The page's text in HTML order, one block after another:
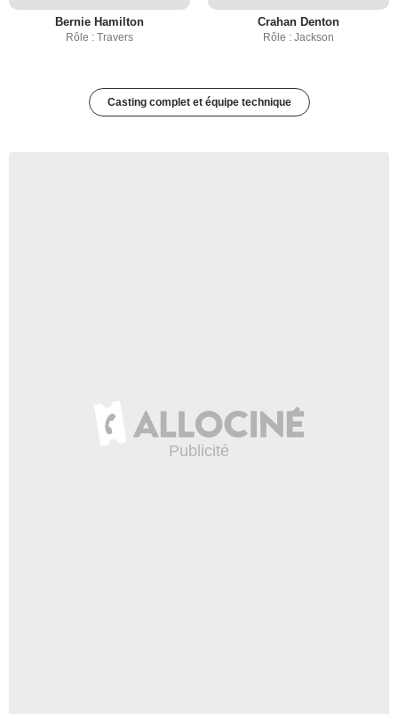
Bernie Hamilton
Rôle : Travers
Crahan Denton
Rôle : Jackson
Casting complet et équipe technique